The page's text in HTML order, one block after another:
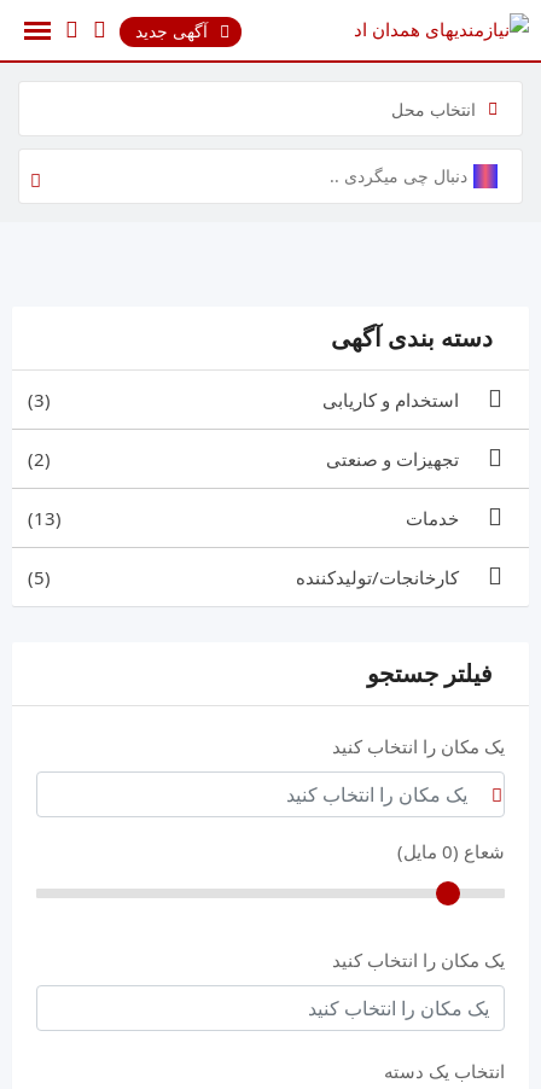
پرش
محتوا
آگهی جدید
انتخاب محل
دسته بندی آگهی
استخدام و کاریابی (3)
تجهیزات و صنعتی (2)
خدمات (13)
کارخانجات/تولیدکننده (5)
فیلتر جستجو
یک مکان را انتخاب کنید
شعاع (0 مایل)
یک مکان را انتخاب کنید
انتخاب یک دسته